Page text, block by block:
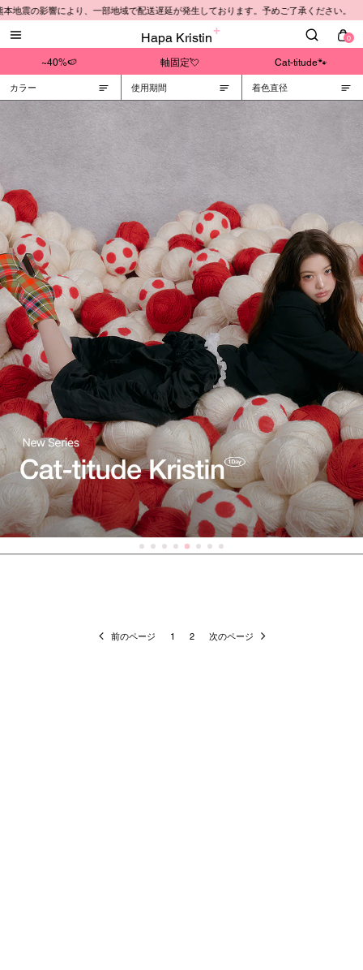
Hapa Kristin 0
~40%🍉 軸固定💘 Cat-titude🐾
地震の影響により、一部地域で配送遅延が発生しております。予めご了承ください。
カラー 使用期間 着色直径
前のページ 1 2 次のページ